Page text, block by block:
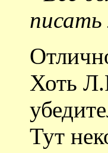
Хоть
Тут